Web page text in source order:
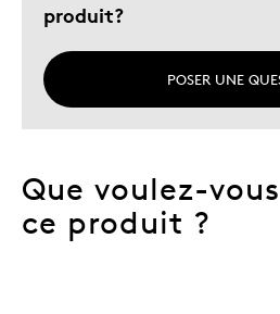
produit?
POSER UNE
Que voulez-
ce produit ?